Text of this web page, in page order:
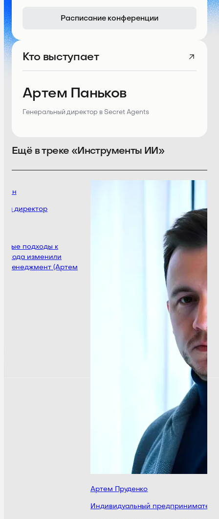
Расписание конференции
Кто выступает
Артем Паньков
Генеральный директор в Secret Agents
Ещё в треке «Инструменты ИИ»
директор
подходы к
кода изменили
менеджмент (Артем
Артем Пруденко
Индивидуальный предприниматель,